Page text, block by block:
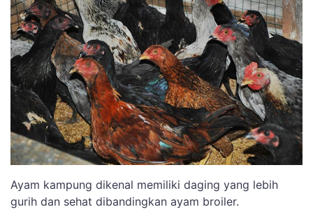
Ayam kampung dikenal memiliki daging yang lebih
gurih dan sehat dibandingkan ayam broiler.